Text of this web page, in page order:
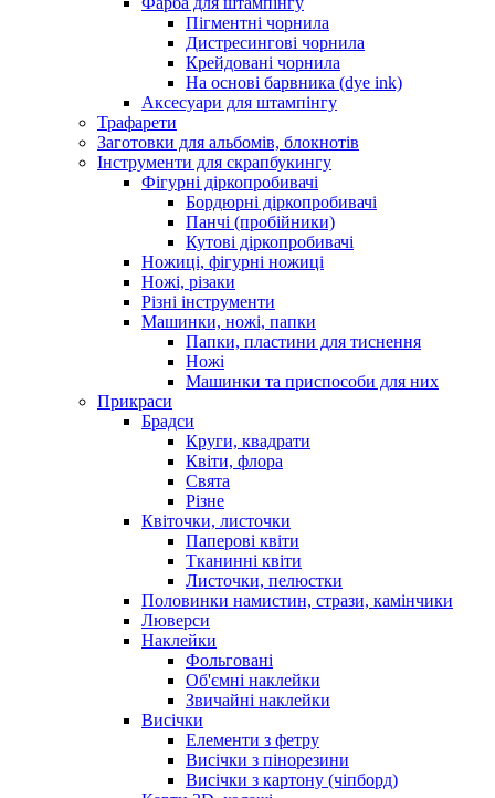
Пігментні чорнила
Дистресингові чорнила
Крейдовані чорнила
На основі барвника (dye ink)
Аксесуари для штампінгу
Трафарети
Заготовки для альбомів, блокнотів
Інструменти для скрапбукингу
Фігурні діркопробивачі
Бордюрні діркопробивачі
Панчі (пробійники)
Кутові діркопробивачі
Ножиці, фігурні ножиці
Ножі, різаки
Різні інструменти
Машинки, ножі, папки
Папки, пластини для тиснення
Ножі
Машинки та приспособи для них
Прикраси
Брадси
Круги, квадрати
Квіти, флора
Свята
Різне
Квіточки, листочки
Паперові квіти
Тканинні квіти
Листочки, пелюстки
Половинки намистин, стрази, камінчики
Люверси
Наклейки
Фольговані
Об'ємні наклейки
Звичайні наклейки
Висічки
Елементи з фетру
Висічки з пінорезини
Висічки з картону (чіпборд)